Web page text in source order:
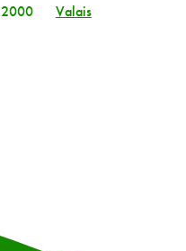
2000 Valais